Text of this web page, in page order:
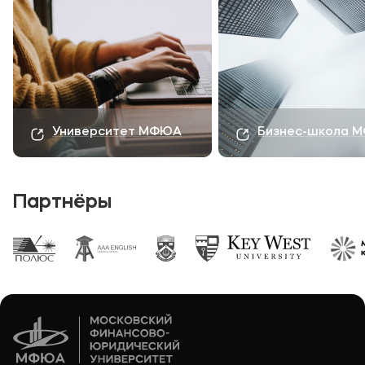
Университет МФЮА Бизнес-школа
Партнёры